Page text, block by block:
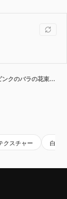
ピンクの背景にコピースペースがある、白とピンクのバラの花束の縦型動画
クスチャー 白い